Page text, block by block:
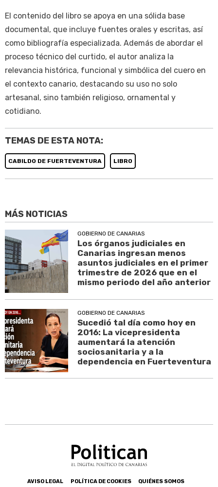
El contenido del libro se apoya en una sólida base
documental, que incluye fuentes orales y escritas, así
como bibliografía especializada. Además de abordar el
proceso técnico del curtido, el autor analiza la
relevancia histórica, funcional y simbólica del cuero en
el contexto canario, destacando su uso no solo
artesanal, sino también religioso, ornamental y
cotidiano.
TEMAS DE ESTA NOTA:
CABILDO DE FUERTEVENTURA LIBRO
MÁS NOTICIAS
GOBIERNO DE CANARIAS
Los órganos judiciales en
Canarias ingresan menos
asuntos judiciales en el primer
trimestre de 2026 que en el
mismo periodo del año anterior
GOBIERNO DE CANARIAS
Sucedió tal día como hoy en
2016: La vicepresidenta
aumentará la atención
sociosanitaria y a la
dependencia en Fuerteventura
AVISO LEGAL POLÍTICA DE COOKIES QUIÉNES SOMOS